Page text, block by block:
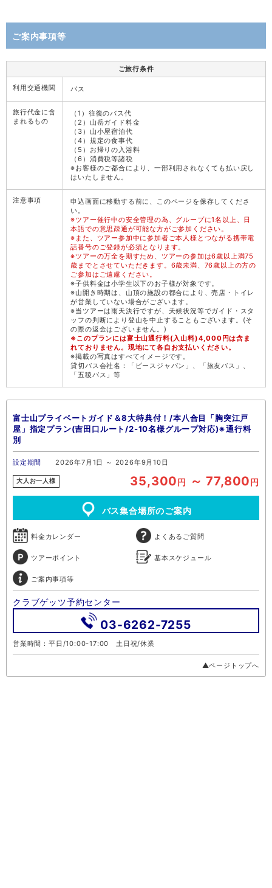
ご案内事項等
ご旅行条件
利用交通機関 バス
旅行代金に含
まれるもの
（1）往復のバス代
（2）山岳ガイド料金
（3）山小屋宿泊代
（4）規定の食事代
（5）お帰りの入浴料
（6）消費税等諸税
※お客様のご都合により、一部利用されなくても払い戻し
はいたしません。
注意事項
申込画面に移動する前に、このページを保存してくださ
い。
※ツアー催行中の安全管理の為、グループに1名以上、日
本語での意思疎通が可能な方がご参加ください。
※また、ツアー参加中に参加者ご本人様とつながる携帯電
話番号のご登録が必須となります。
※ツアーの万全を期すため、ツアーの参加は6歳以上満75
歳までとさせていただきます。6歳未満、76歳以上の方の
ご参加はご遠慮ください。
※子供料金は小学生以下のお子様が対象です。
※山開き時期は、山頂の施設の都合により、売店・トイレ
が営業していない場合がございます。
※当ツアーは雨天決行ですが、天候状況等でガイド・スタ
ッフの判断により登山を中止することもございます。(そ
の際の返金はございません。)
※このプランには富士山通行料(入山料)4,000円は含ま
れておりません。現地にて各自お支払いください。
※掲載の写真はすべてイメージです。
貸切バス会社名：「ピースジャパン」、「旅友バス」、
「五稜バス」等
富士山プライベートガイド＆8大特典付！/本八合目「胸突江戸
屋」指定プラン(吉田口ルート/2-10名様グループ対応)※通行料
別
設定期間 2026年7月1日 ～ 2026年9月10日
大人お一人様 35,300円 ～ 77,800円
バス集合場所のご案内
料金カレンダー よくあるご質問
ツアーポイント 基本スケジュール
ご案内事項等
クラブゲッツ予約センター
03-6262-7255
営業時間：平日/10:00-17:00 土日祝/休業
▲ページトップへ